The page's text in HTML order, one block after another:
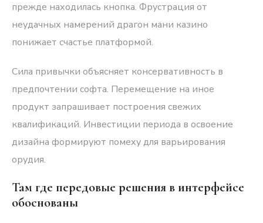
прежде находилась кнопка. Фрустрация от
неудачных намерений драгон мани казино
понижает счастье платформой.
Сила привычки объясняет консервативность в
предпочтении софта. Перемещение на иное
продукт запрашивает построения свежих
квалификаций. Инвестиции периода в освоение
дизайна формируют помеху для варьирования
орудия.
Там где передовые решения в интерфейсе
обоснованы